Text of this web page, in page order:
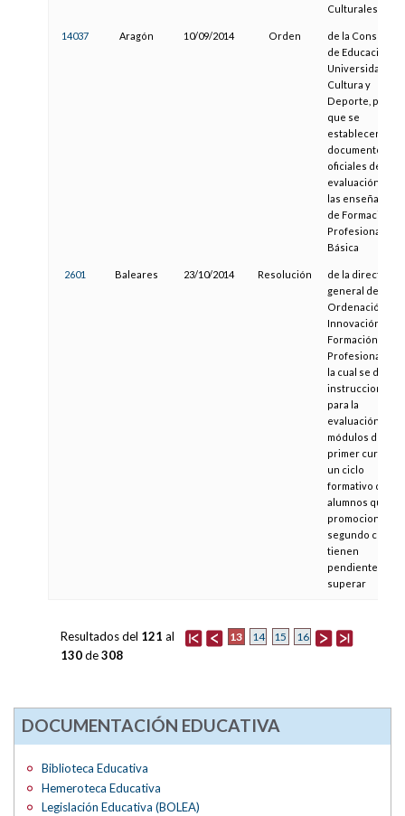
Culturales
14037 Aragón 10/09/2014 Orden
de la Consejera
de Educación,
Universidad,
Cultura y
Deporte, por la
que se
establecen los
documentos
oficiales de
evaluación para
las enseñanzas
de Formación
Profesional
Básica
2601 Baleares 23/10/2014 Resolución
de la directora
general de
Ordenación,
Innovación y
Formación
Profesional, por
la cual se dictan
instrucciones
para la
evaluación de
módulos del
primer curso de
un ciclo
formativo que
alumnos que
promocionan al
segundo curso
tienen
pendientes de
superar
13 14 15 16
Resultados del 121 al
130de308
DOCUMENTACIÓN EDUCATIVA
Biblioteca Educativa
Hemeroteca Educativa
Legislación Educativa (BOLEA)